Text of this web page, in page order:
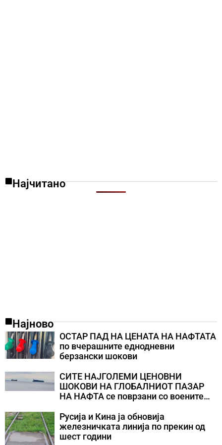
Најчитано
Најново
ОСТАР ПАД НА ЦЕНАТА НА НАФТАТА
по вчерашните еднодневни
берзански шокови
СИТЕ НАЈГОЛЕМИ ЦЕНОВНИ
ШОКОВИ НА ГЛОБАЛНИОТ ПАЗАР
НА НАФТА се поврзани со воените
Русија и Кина ја обновија
железничката линија по прекин од
шест години